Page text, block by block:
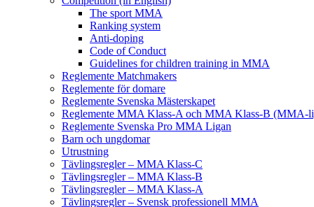
The sport MMA
Ranking system
Anti-doping
Code of Conduct
Guidelines for children training in MMA
Reglemente Matchmakers
Reglemente för domare
Reglemente Svenska Mästerskapet
Reglemente MMA Klass-A och MMA Klass-B (MMA-
Reglemente Svenska Pro MMA Ligan
Barn och ungdomar
Utrustning
Tävlingsregler – MMA Klass-C
Tävlingsregler – MMA Klass-B
Tävlingsregler – MMA Klass-A
Tävlingsregler – Svensk professionell MMA